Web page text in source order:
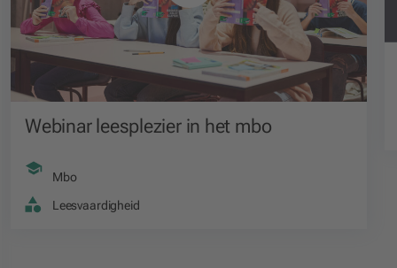
Webinar leesplezier in het mbo
Mbo
Leesvaardigheid